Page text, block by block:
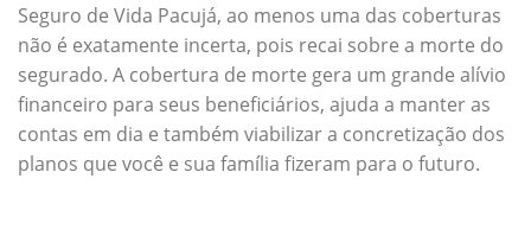
Seguro de Vida Pacujá, ao menos uma das coberturas
não é exatamente incerta, pois recai sobre a morte do
segurado. A cobertura de morte gera um grande alívio
financeiro para seus beneficiários, ajuda a manter as
contas em dia e também viabilizar a concretização dos
planos que você e sua família fizeram para o futuro.